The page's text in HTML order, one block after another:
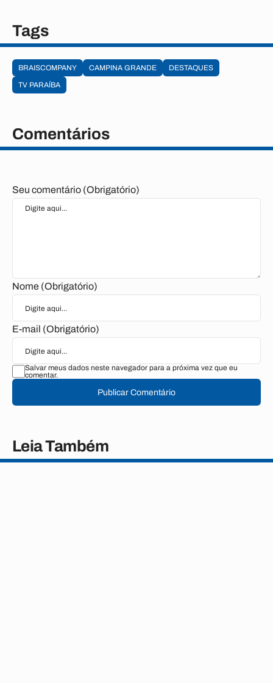
Tags
BRAISCOMPANY CAMPINA GRANDE
DESTAQUES
TV PARAÍBA
Comentários
Seu comentário (Obrigatório)
Nome (Obrigatório)
E-mail (Obrigatório)
Salvar meus dados neste navegador para a próxima vez que eu
comentar.
Publicar Comentário
Leia Também